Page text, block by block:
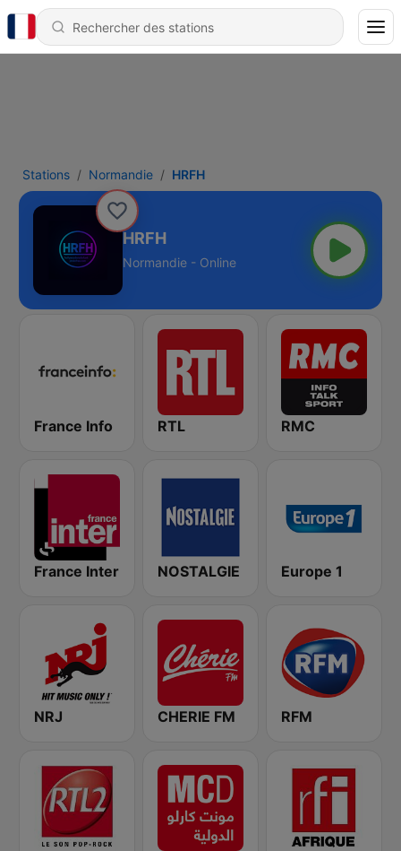
Stations Normandie HRFH
HRFH
Normandie - Online
France Info RTL RMC
France Inter NOSTALGIE Europe 1
NRJ CHERIE FM RFM